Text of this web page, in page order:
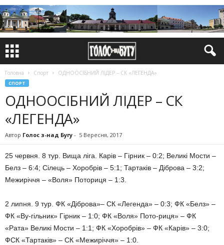
Головна Спорт ОДНООСІБНИЙ ЛІДЕР – СК «ЛЕГЕНДА»
СПОРТ
ОДНООСІБНИЙ ЛІДЕР – СК
«ЛЕГЕНДА»
Автор Голос з-над Бугу - 5 Вересня, 2017
25 червня. 8 тур. Вища ліга. Карів – Гірник – 0:2; Великі Мости –
Белз – 6:4; Сілець – Хоробрів – 5:1; Тартаків – Діброва – 3:2;
Межиріччя – «Воля» Поториця – 1:3.
2 липня. 9 тур. ФК «Діброва»– СК «Легенда» – 0:3; ФК «Белз» –
ФК «Ву-гільник» Гірник – 1:0; ФК «Воля» Пото-риця» – ФК
«Рата» Великі Мости – 1:1; ФК «Хоробрів» – ФК «Карів» – 3:0;
ФСК «Тартаків» – СК «Межиріччя» – 1:0.